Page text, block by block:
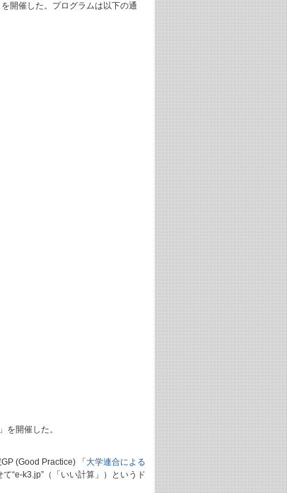
開催した。プログラムは以下の通
開催した。
(Good Practice) 「 大学連合による
“e-k3.jp”（「いい計算」）というド